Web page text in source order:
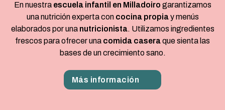
En nuestra escuela infantil en Milladoiro garantizamos
una nutrición experta con cocina propiay menús
elaborados por una nutricionista. Utilizamos ingredientes
frescos para ofrecer una comida caseraque sienta las
bases de un crecimiento sano.
Más información